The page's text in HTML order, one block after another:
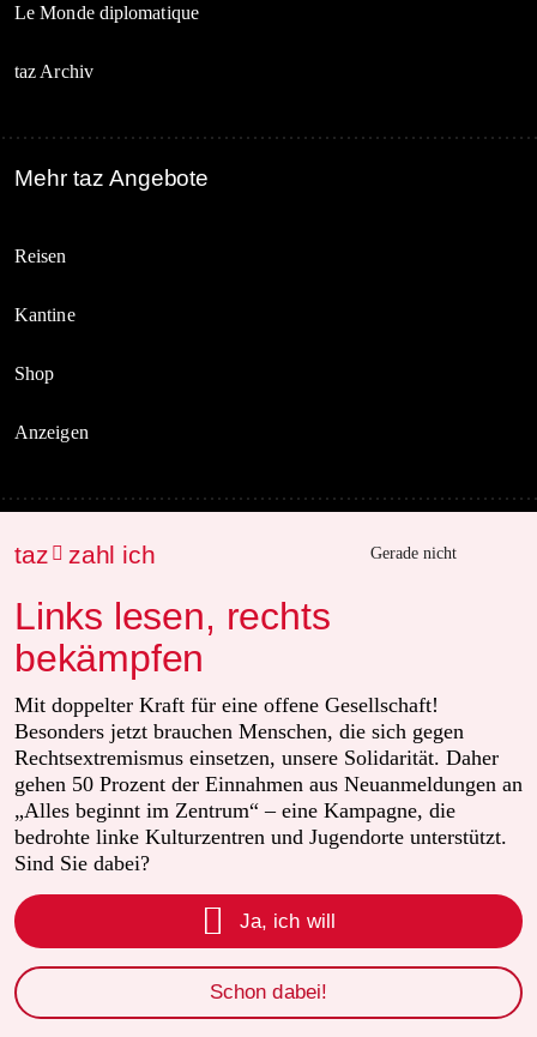
Le Monde diplomatique
taz Archiv
Mehr taz Angebote
Reisen
Kantine
Shop
Anzeigen
Fragen & Hilfe
Feedback
Aboservice
ePaper Login
Downloads für Abonnierende
© 2026 taz Verlags und Vertriebs GmbH
Alle Rechte vorbehalten. Bei rechtlichen Fragen oder für Genehmigungen
wenden Sie sich bitte an
lizenzen@taz.de
Feedback Redaktionsstatut Kommune-Richtlinien KI-Leitlinie
taz  zahl ich Gerade nicht
Links lesen, rechts
bekämpfen
Mit doppelter Kraft für eine offene Gesellschaft!
Besonders jetzt brauchen Menschen, die sich gegen
Rechtsextremismus einsetzen, unsere Solidarität. Daher
gehen 50 Prozent der Einnahmen aus Neuanmeldungen an
„Alles beginnt im Zentrum“ – eine Kampagne, die
bedrohte linke Kulturzentren und Jugendorte unterstützt.
Sind Sie dabei?
 Ja, ich will
Schon dabei!